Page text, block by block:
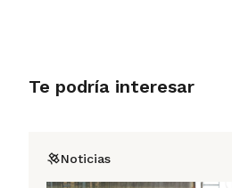
Te podría interesar
Noticias